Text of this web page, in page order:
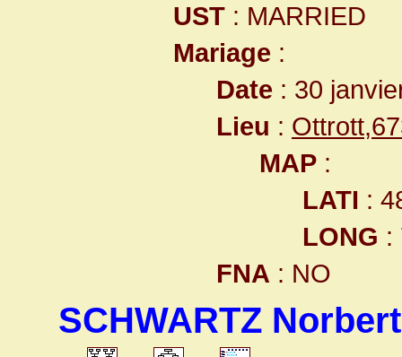
UST : MARRIED
Mariage :
Date : 30
Lieu :
MAP :
LATI :
LONG :
FNA : NO
SCHWARTZ Norbert